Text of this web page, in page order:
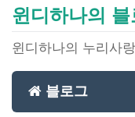
윈디하나의 블
윈디하나의 누리사
블로그